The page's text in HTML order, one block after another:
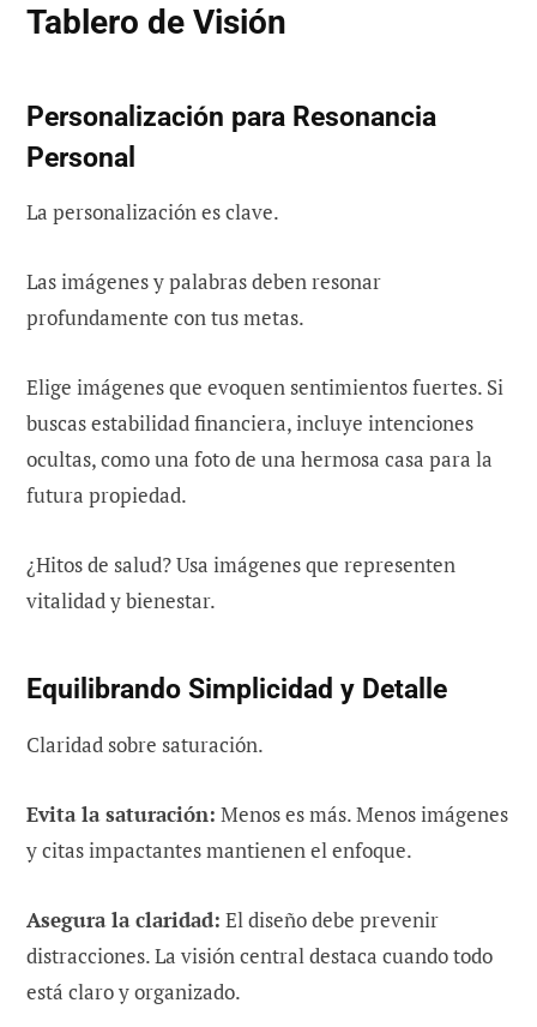
Tablero de Visión
Personalización para Resonancia
Personal
La personalización es clave.
Las imágenes y palabras deben resonar
profundamente con tus metas.
Elige imágenes que evoquen sentimientos fuertes. Si
buscas estabilidad financiera, incluye intenciones
ocultas, como una foto de una hermosa casa para la
futura propiedad.
¿Hitos de salud? Usa imágenes que representen
vitalidad y bienestar.
Equilibrando Simplicidad y Detalle
Claridad sobre saturación.
Evita la saturación: Menos es más. Menos imágenes
y citas impactantes mantienen el enfoque.
Asegura la claridad: El diseño debe prevenir
distracciones. La visión central destaca cuando todo
está claro y organizado.